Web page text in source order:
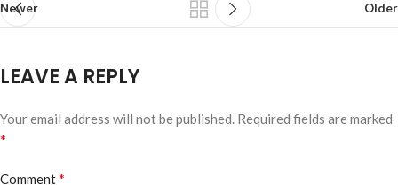
Newer Older
LEAVE A REPLY
Your email address will not be published. Required fields are marked
*
Comment*